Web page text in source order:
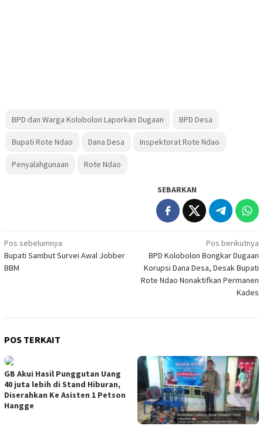
BPD dan Warga Kolobolon Laporkan Dugaan BPD Desa
Bupati Rote Ndao Dana Desa Inspektorat Rote Ndao
Penyalahgunaan Rote Ndao
SEBARKAN
Navigasi
pos
Pos sebelumnya
Bupati Sambut Survei Awal Jobber
BBM
Pos berikutnya
BPD Kolobolon Bongkar Dugaan
Korupsi Dana Desa, Desak Bupati
Rote Ndao Nonaktifkan Permanen
Kades
POS TERKAIT
GB Akui Hasil Punggutan Uang
40 juta lebih di Stand Hiburan,
Diserahkan Ke Asisten 1 Petson
Hangge